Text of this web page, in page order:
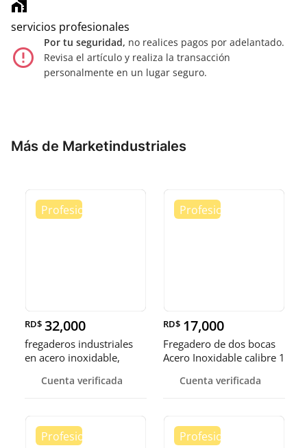
home_work
servicios profesionales
error_outline
Por tu seguridad, no realices pagos por adelantado.
Revisa el artículo y realiza la transacción
personalmente en un lugar seguro.
Más de Marketindustriales
RD$ 32,000
fregaderos industriales
en acero inoxidable,
Cuenta verificada
RD$ 17,000
Fregadero de dos bocas
Acero Inoxidable calibre 1
Cuenta verificada